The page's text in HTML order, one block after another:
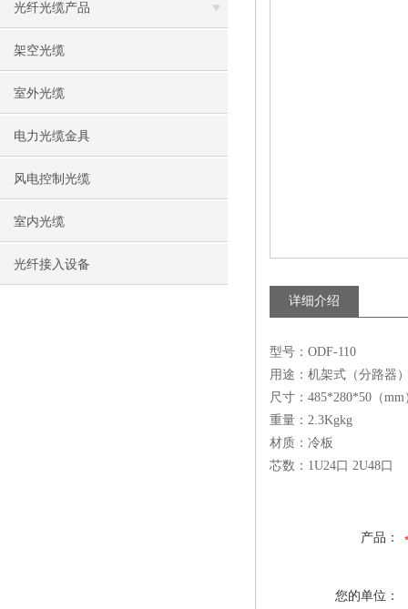
光纤光缆产品
架空光缆
室外光缆
电力光缆金具
风电控制光缆
室内光缆
光纤接入设备
详细介绍
型号：ODF-110
用途：机架式（分路器
尺寸：485*280*50（
重量：2.3Kgkg
材质：冷板
芯数：1U24口 2U48口
产品：
您的单位：